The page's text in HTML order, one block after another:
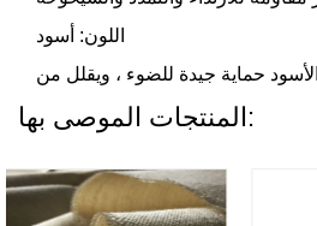
اللون: أسود
حماية جيدة للضوء ، ويقلل من
أحجام الشبكات الشائعة هي 0.5 مم ، 1 مم ، 1.2 مم ، إلخ.
المنتجات الموصى بها: